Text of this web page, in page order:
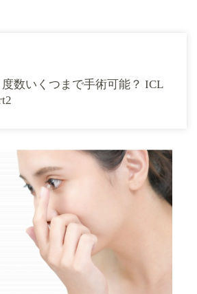
数いくつまで手術可能？ ICL